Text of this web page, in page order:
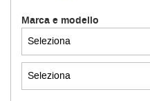
GARANZIA 12 MESI
CONTATTI E ORARI
Marca e modello